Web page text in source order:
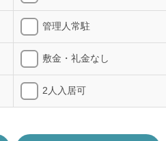
管理人常駐
敷金・礼金なし
2人入居可